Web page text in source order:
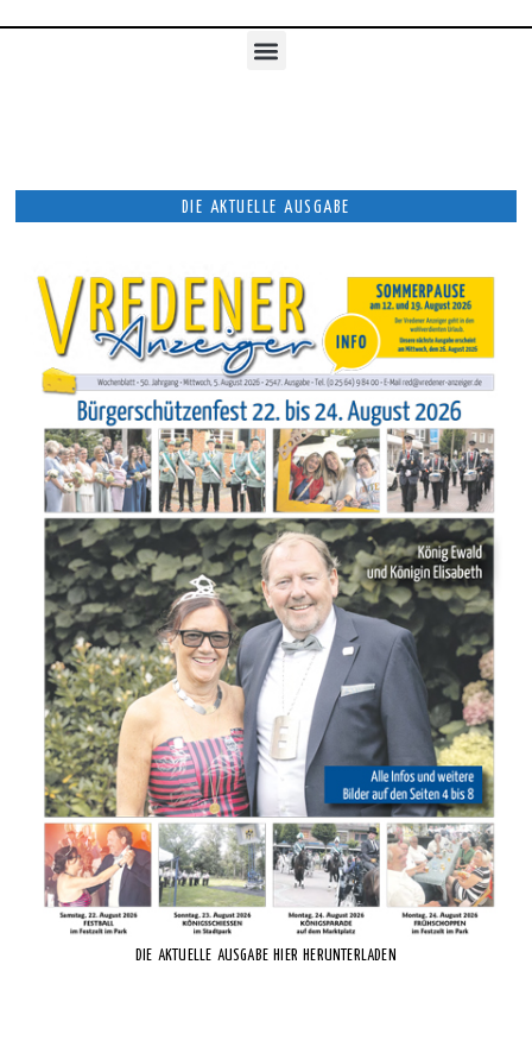
DIE AKTUELLE AUSGABE
DIE AKTUELLE AUSGABE HIER HERUNTERLADEN